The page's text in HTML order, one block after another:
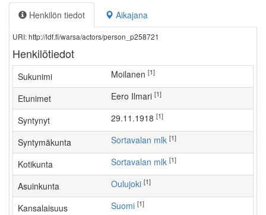
Henkilön tiedot Aikajana
URI: http://ldf.fi/warsa/actors/person_p258721
Henkilötiedot
Sukunimi Moilanen [1]
Etunimet Eero Ilmari [1]
Syntynyt 29.11.1918 [1]
Syntymäkunta Sortavalan mlk [1]
Kotikunta Sortavalan mlk [1]
Asuinkunta Oulujoki [1]
Kansalaisuus Suomi [1]